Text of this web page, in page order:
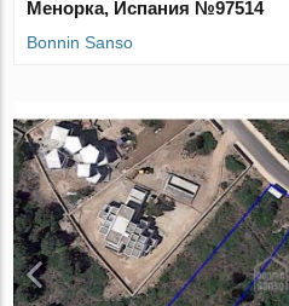
Менорка, Испания №97514
Bonnin Sanso